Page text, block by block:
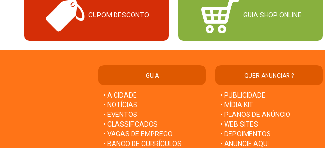
CUPOM DESCONTO GUIA SHOP ONLINE
GUIA
• A CIDADE
• NOTÍCIAS
• EVENTOS
• CLASSIFICADOS
• VAGAS DE EMPREGO
• BANCO DE CURRÍCULOS
QUER ANUNCIAR ?
• PUBLICIDADE
• MÍDIA KIT
• PLANOS DE ANÚNCIO
• WEB SITES
• DEPOIMENTOS
• ANUNCIE AQUI